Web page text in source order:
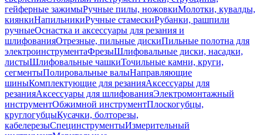
гейферные зажимыРучные пилы, ножовкиМолотки, кувалды,
киянкиНапильникиРучные стамескиРубанки, рашпили
ручныеОснастка и аксессуары для резания и
шлифованияОтрезные, пильные дискиПильные полотна для
электроинструментаФрезыШлифовальные диски, насадки,
листыШлифовальные чашкиТочильные камни, круги,
сегментыПолировальные валыНаправляющие
шиныКомплектующие для резанияАксессуары для
резанияАксессуары для шлифованияЭлектромонтажный
инструментОбжимной инструментПлоскогубцы,
круглогубцыКусачки, болторезы,
кабелерезыСпецинструментыИзмерительный